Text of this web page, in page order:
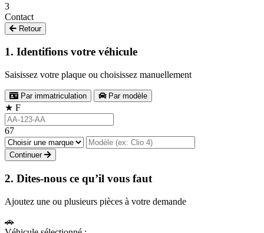
3
Contact
Retour
1. Identifions votre véhicule
Saisissez votre plaque ou choisissez manuellement
Par immatriculation Par modèle
★ F
67
Continuer
2. Dites-nous ce qu’il vous faut
Ajoutez une ou plusieurs pièces à votre demande
🚗